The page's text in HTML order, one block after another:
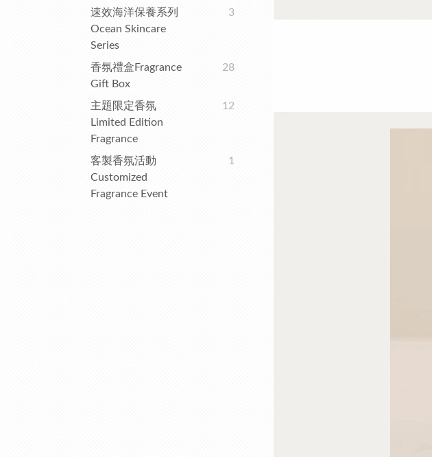
速效海洋保養系列
Ocean Skincare
Series
3
香氛禮盒Fragrance
Gift Box
28
主題限定香氛
Limited Edition
Fragrance
12
客製香氛活動
Customized
Fragrance Event
1